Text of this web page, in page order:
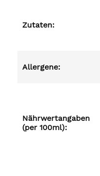
Zutaten:
Allergene:
Nährwertangaben
(per 100ml):